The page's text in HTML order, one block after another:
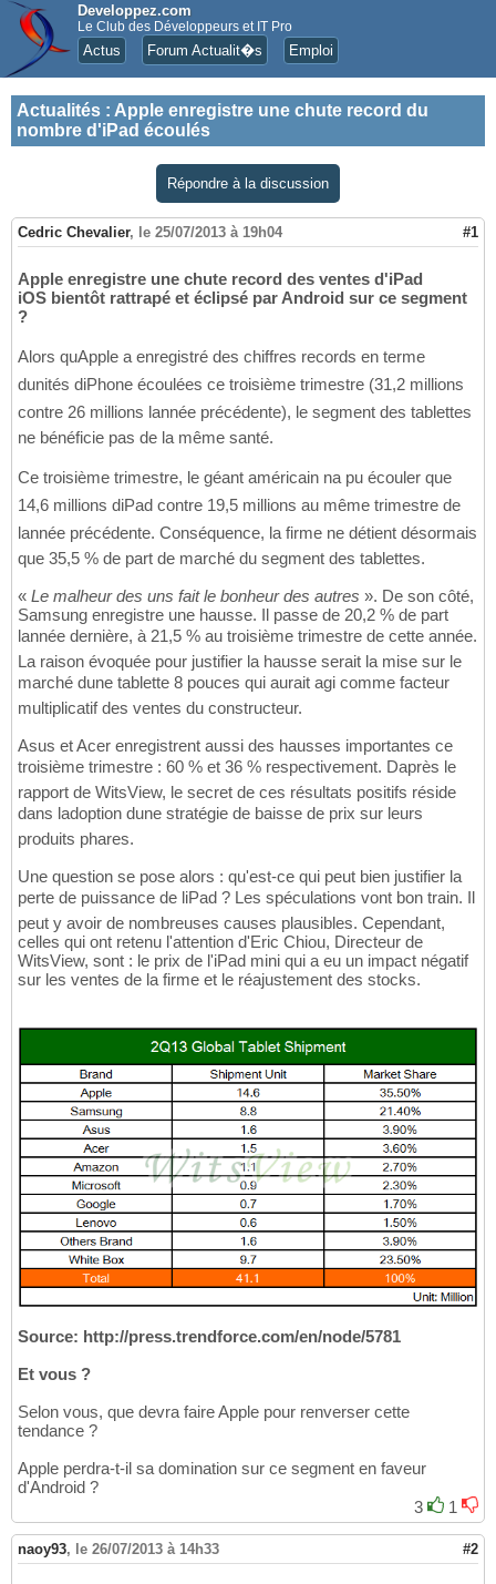
Developpez.com
Le Club des Développeurs et IT Pro
Actus Forum Actualit�s Emploi
Actualités : Apple enregistre une chute record du
nombre d'iPad écoulés
Répondre à la discussion
Cedric Chevalier, le 25/07/2013 à 19h04 #1
Apple enregistre une chute record des ventes d'iPad
iOS bientôt rattrapé et éclipsé par Android sur ce segment
?
Alors quApple a enregistré des chiffres records en terme
dunités diPhone écoulées ce troisième trimestre (31,2 millions
contre 26 millions lannée précédente), le segment des tablettes
ne bénéficie pas de la même santé.
Ce troisième trimestre, le géant américain na pu écouler que
14,6 millions diPad contre 19,5 millions au même trimestre de
lannée précédente. Conséquence, la firme ne détient désormais
que 35,5 % de part de marché du segment des tablettes.
« Le malheur des uns fait le bonheur des autres ». De son côté,
Samsung enregistre une hausse. Il passe de 20,2 % de part
lannée dernière, à 21,5 % au troisième trimestre de cette année.
La raison évoquée pour justifier la hausse serait la mise sur le
marché dune tablette 8 pouces qui aurait agi comme facteur
multiplicatif des ventes du constructeur.
Asus et Acer enregistrent aussi des hausses importantes ce
troisième trimestre : 60 % et 36 % respectivement. Daprès le
rapport de WitsView, le secret de ces résultats positifs réside
dans ladoption dune stratégie de baisse de prix sur leurs
produits phares.
Une question se pose alors : qu'est-ce qui peut bien justifier la
perte de puissance de liPad ? Les spéculations vont bon train. Il
peut y avoir de nombreuses causes plausibles. Cependant,
celles qui ont retenu l'attention d'Eric Chiou, Directeur de
WitsView, sont : le prix de l'iPad mini qui a eu un impact négatif
sur les ventes de la firme et le réajustement des stocks.
Source: http://press.trendforce.com/en/node/5781
Et vous ?
Selon vous, que devra faire Apple pour renverser cette
tendance ?
Apple perdra-t-il sa domination sur ce segment en faveur
d'Android ?
3
1
naoy93, le 26/07/2013 à 14h33 #2